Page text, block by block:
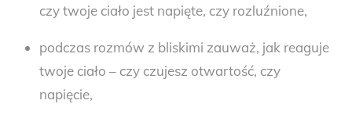
czy twoje ciało jest napięte, czy rozluźnione,
podczas rozmów z bliskimi zauważ, jak reaguje
twoje ciało – czy czujesz otwartość, czy
napięcie,